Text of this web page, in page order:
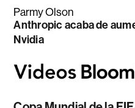
Parmy Olson
Anthropic acaba de
Nvidia